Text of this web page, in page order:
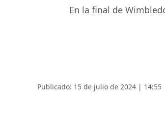
En la final de
Publicado: 15 de julio de 2024 | 14:55